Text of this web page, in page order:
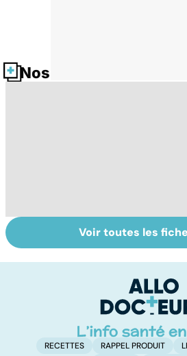
Nos fiches santé
Tout savoir sur
les anti-
Du
des
Voir toutes les
RECETTES RAPPEL PRODUIT